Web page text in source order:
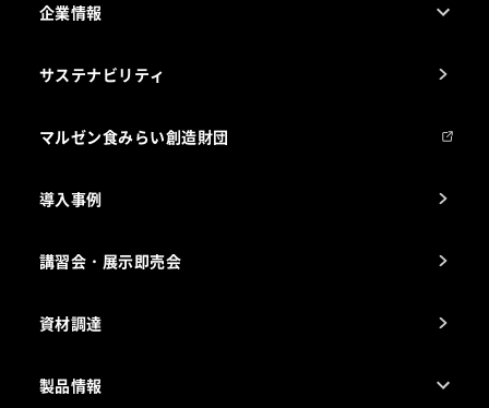
企業情報
会社組織
製品の開発
事業所一覧
サステナビリティ
マルゼン食みらい創造財団
導入事例
講習会・展示即売会
資材調達
製品情報